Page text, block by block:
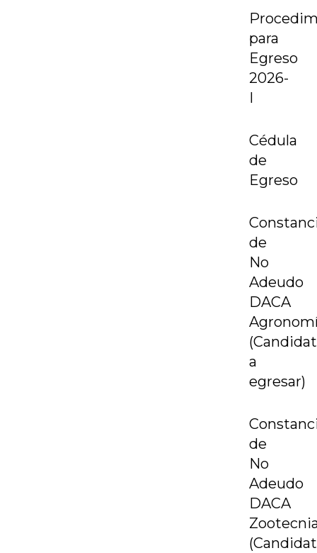
para
Egreso
2026-
I
Cédula
de
Egreso
de
No
Adeudo
DACA
a
egresar)
de
No
Adeudo
DACA